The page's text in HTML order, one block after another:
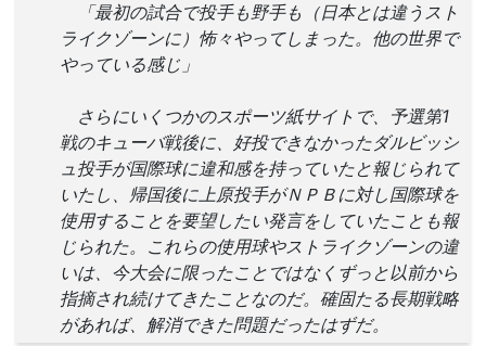
「最初の試合で投手も野手も（日本とは違うスト
ライクゾーンに）怖々やってしまった。他の世界で
やっている感じ」
さらにいくつかのスポーツ紙サイトで、予選第1
戦のキューバ戦後に、好投できなかったダルビッシ
ュ投手が国際球に違和感を持っていたと報じられて
いたし、帰国後に上原投手がＮＰＢに対し国際球を
使用することを要望したい発言をしていたことも報
じられた。これらの使用球やストライクゾーンの違
いは、今大会に限ったことではなくずっと以前から
指摘され続けてきたことなのだ。確固たる長期戦略
があれば、解消できた問題だったはずだ。